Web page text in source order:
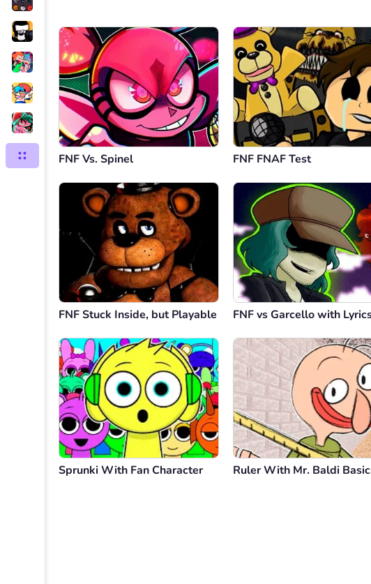
FNF Vs. Spinel FNF FNAF Test
FNF Stuck Inside, but Playable FNF vs Garcello with
Sprunki With Fan Character Ruler With Mr. Baldi